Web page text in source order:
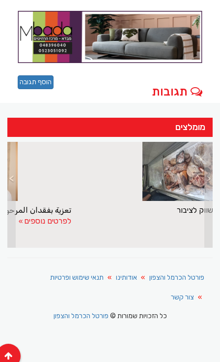
תגובות
הוסף תגובה
מומלצים
בשר לא ראוי למאכל שווק לציבור
> <
פורטל הכרמל והצפון אודותינו תנאי שימוש ופרטיות
צור קשר
כל הזכויות שמורות ©פורטל הכרמל והצפון